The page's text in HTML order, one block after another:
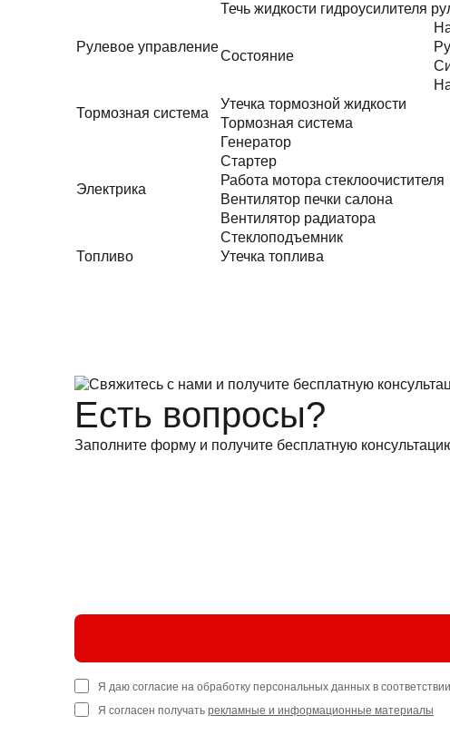
Рулевое управление
Течь жидкости гидроусилителя
Состояние
Тормозная система
Утечка тормозной жидкости
Тормозная система
Электрика
Генератор
Стартер
Работа мотора стеклоочистителя
Вентилятор печки салона
Вентилятор радиатора
Стеклоподъемник
Топливо
Утечка топлива
Есть вопросы?
Заполните форму и получите бесплатную
Я даю согласие на обработку персональных данных в
Я согласен получать рекламные и информационные материалы